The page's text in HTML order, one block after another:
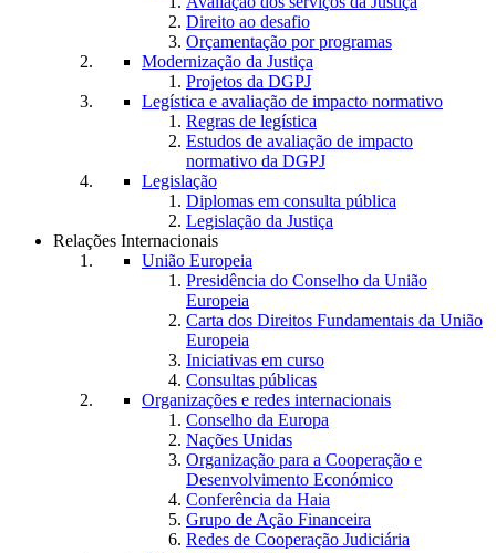
Direito ao desafio
Orçamentação por programas
Modernização da Justiça
Projetos da DGPJ
Legística e avaliação de impacto normativo
Regras de legística
Estudos de avaliação de impacto
normativo da DGPJ
Legislação
Diplomas em consulta pública
Legislação da Justiça
Relações Internacionais
União Europeia
Presidência do Conselho da União
Europeia
Carta dos Direitos Fundamentais da União
Europeia
Iniciativas em curso
Consultas públicas
Organizações e redes internacionais
Conselho da Europa
Nações Unidas
Organização para a Cooperação e
Desenvolvimento Económico
Conferência da Haia
Grupo de Ação Financeira
Redes de Cooperação Judiciária